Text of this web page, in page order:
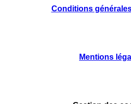
Conditions
Mentions